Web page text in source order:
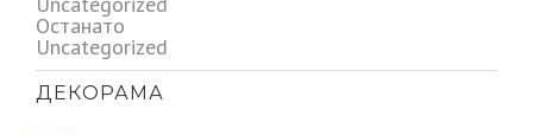
Останато
Uncategorized
ДЕКОРАМА